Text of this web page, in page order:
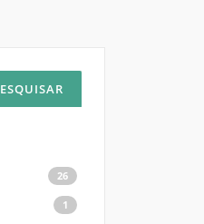
26
1